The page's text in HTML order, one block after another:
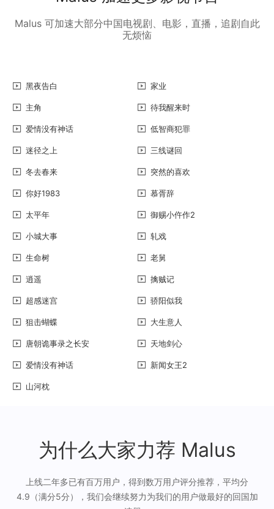
Malus 可加速大部分中国电视剧、电影，直播，追剧自此
无烦恼
黑夜告白 家业
主角 待我醒来时
爱情没有神话 低智商犯罪
迷径之上 三线谜回
冬去春来 突然的喜欢
你好1983 慕胥辞
太平年 御赐小仵作2
小城大事 轧戏
生命树 老舅
逍遥 擒贼记
超感迷宫 骄阳似我
狙击蝴蝶 大生意人
唐朝诡事录之长安 天地剑心
爱情没有神话 新闻女王2
山河枕
为什么大家力荐 Malus
上线二年多已有百万用户，得到数万用户评分推荐，平均分
4.9（满分5分），我们会继续努力为我们的用户做最好的回国加